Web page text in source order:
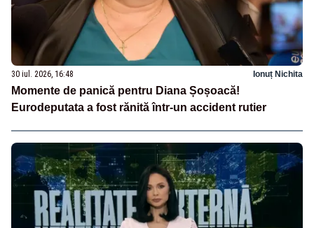
30 iul. 2026, 16:48 Ionuț Nichita
Momente de panică pentru Diana Șoșoacă!
Eurodeputata a fost rănită într-un accident rutier